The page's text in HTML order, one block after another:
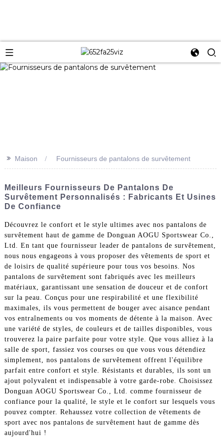
>> Maison Fournisseurs de pantalons de survêtement
Meilleurs Fournisseurs De Pantalons De
Survêtement Personnalisés : Fabricants Et Usines
De Confiance
Découvrez le confort et le style ultimes avec nos pantalons de
survêtement haut de gamme de Donguan AOGU Sportswear Co.,
Ltd. En tant que fournisseur leader de pantalons de survêtement,
nous nous engageons à vous proposer des vêtements de sport et
de loisirs de qualité supérieure pour tous vos besoins. Nos
pantalons de survêtement sont fabriqués avec les meilleurs
matériaux, garantissant une sensation de douceur et de confort
sur la peau. Conçus pour une respirabilité et une flexibilité
maximales, ils vous permettent de bouger avec aisance pendant
vos entraînements ou vos moments de détente à la maison. Avec
une variété de styles, de couleurs et de tailles disponibles, vous
trouverez la paire parfaite pour votre style. Que vous alliez à la
salle de sport, fassiez vos courses ou que vous vous détendiez
simplement, nos pantalons de survêtement offrent l'équilibre
parfait entre confort et style. Résistants et durables, ils sont un
ajout polyvalent et indispensable à votre garde-robe. Choisissez
Donguan AOGU Sportswear Co., Ltd. comme fournisseur de
confiance pour la qualité, le style et le confort sur lesquels vous
pouvez compter. Rehaussez votre collection de vêtements de
sport avec nos pantalons de survêtement haut de gamme dès
aujourd'hui !